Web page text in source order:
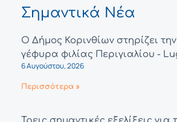
Σημαντικά Νέα
Ο Δήμος Κορινθίων στηρίζει την
γέφυρα φιλίας Περιγιαλίου -
6 Αυγούστου, 2026
Περισσότερα »